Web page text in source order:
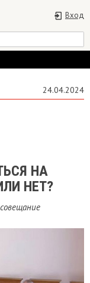
Вход
24.04.2024
НА
НЕТ?